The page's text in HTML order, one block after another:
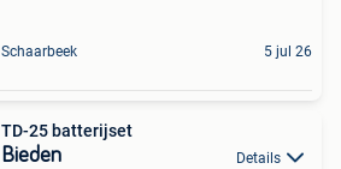
Schaarbeek 5 jul 26
TD-25 batterijset
Bieden Details